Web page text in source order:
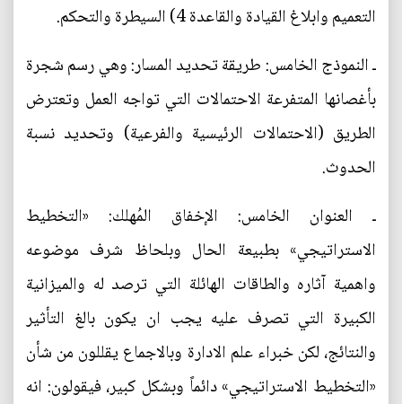
التعميم وابلاغ القيادة والقاعدة 4) السيطرة والتحكم.
ـ النموذج الخامس: طريقة تحديد المسار: وهي رسم شجرة
بأغصانها المتفرعة الاحتمالات التي تواجه العمل وتعترض
الطريق (الاحتمالات الرئيسية والفرعية) وتحديد نسبة
الحدوث.
ـ العنوان الخامس: الإخفاق المُهلك: «التخطيط
الاستراتيجي» بطبيعة الحال وبلحاظ شرف موضوعه
واهمية آثاره والطاقات الهائلة التي ترصد له والميزانية
الكبيرة التي تصرف عليه يجب ان يكون بالغ التأثير
والنتائج، لكن خبراء علم الادارة وبالاجماع يقللون من شأن
«التخطيط الاستراتيجي» دائماً وبشكل كبير، فيقولون: انه